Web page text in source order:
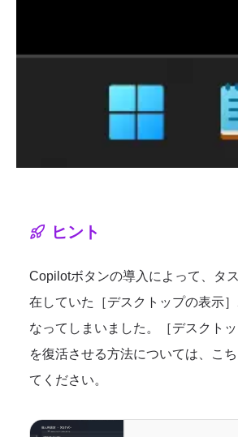
ヒント
Copilotボタンの導入によって、タ
在していた［デスクトップの表示
なってしまいました。［デスクト
を復活させる方法については、こ
てください。